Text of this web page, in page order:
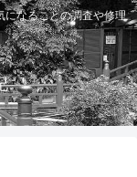
になることの調査や修理